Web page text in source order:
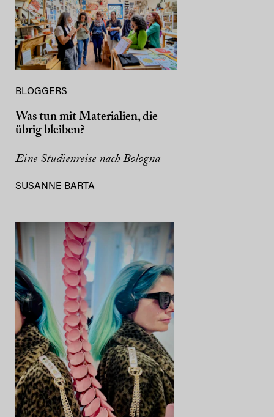
BLOGGERS
Was tun mit Materialien, die
übrig bleiben?
Eine Studienreise nach Bologna
SUSANNE BARTA